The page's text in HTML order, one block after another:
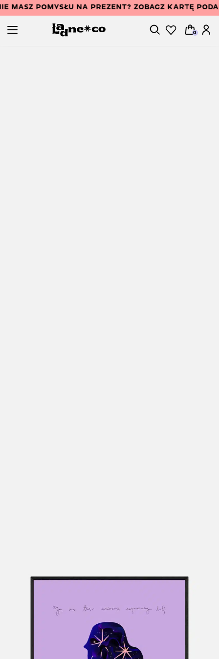
MASZ POMYSŁU NA PREZENT? ZOBACZ KARTĘ
0